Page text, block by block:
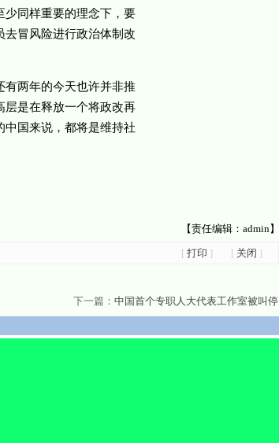
少同样重要的理念下，要
去冒风险进行政治体制改
两年的今天也许并非推
层是在释放一个将政改再
国来说，都将是维持社
【责任编辑：admin】
[ 打印 ] [ 关闭 ]
下一篇： 中国首个专职人大代表工作室被叫停